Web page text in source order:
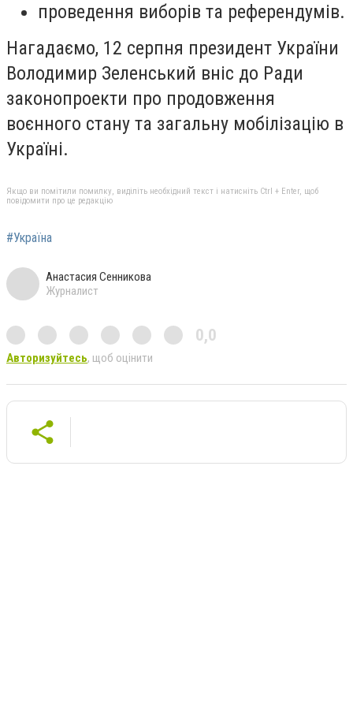
проведення виборів та референдумів.
Нагадаємо, 12 серпня президент України
Володимир Зеленський вніс до Ради
законопроекти про продовження
воєнного стану та загальну мобілізацію в
Україні.
Якщо ви помітили помилку, виділіть необхідний текст і натисніть Ctrl + Enter, щоб
повідомити про це редакцію
#Україна
Анастасия Сенникова
Журналист
0,0
Авторизуйтесь, щоб оцінити